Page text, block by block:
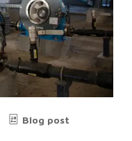
Blog post